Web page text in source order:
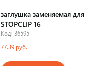
заглушка заменяемая
STOPCLIP 16
Код: 36595
77.39 руб.